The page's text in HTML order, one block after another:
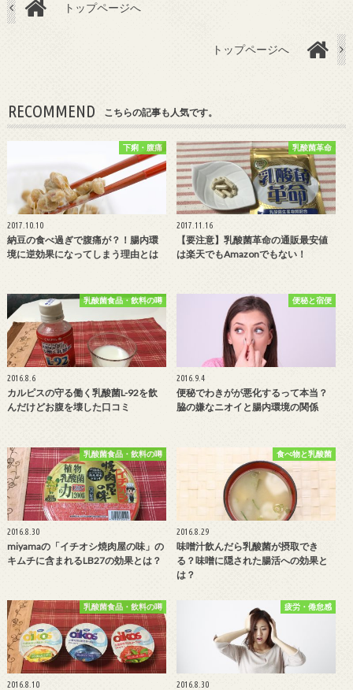
トップページへ
トップページへ
RECOMMEND こちらの記事も人気です。
下痢・腹痛
2017.10.10
納豆の食べ過ぎで腹痛が？！腸内環
境に逆効果になってしまう理由とは
乳酸菌革命
2017.11.16
【要注意】乳酸菌革命の通販最安値
は楽天でもAmazonでもない！
乳酸菌食品・飲料の噂
2016.8.6
カルピスの守る働く乳酸菌L-92を飲
んだけどお腹を壊した口コミ
便秘と宿便
2016.9.4
便秘でわきがが悪化するって本当？
脇の嫌なニオイと腸内環境の関係
乳酸菌食品・飲料の噂
2016.8.30
miyamaの「イチオシ焼肉屋の味」の
キムチに含まれるLB27の効果とは？
食べ物と乳酸菌
2016.8.29
味噌汁飲んだら乳酸菌が摂取でき
る？味噌に隠された腸活への効果と
は？
乳酸菌食品・飲料の噂
2016.8.10
疲労・倦怠感
2016.8.30